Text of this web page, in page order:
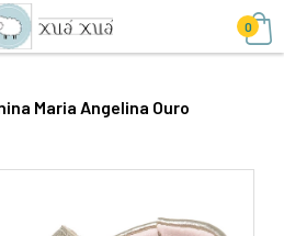
0
Maria Angelina Ouro